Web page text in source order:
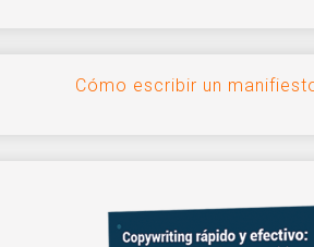
Cómo escribir un